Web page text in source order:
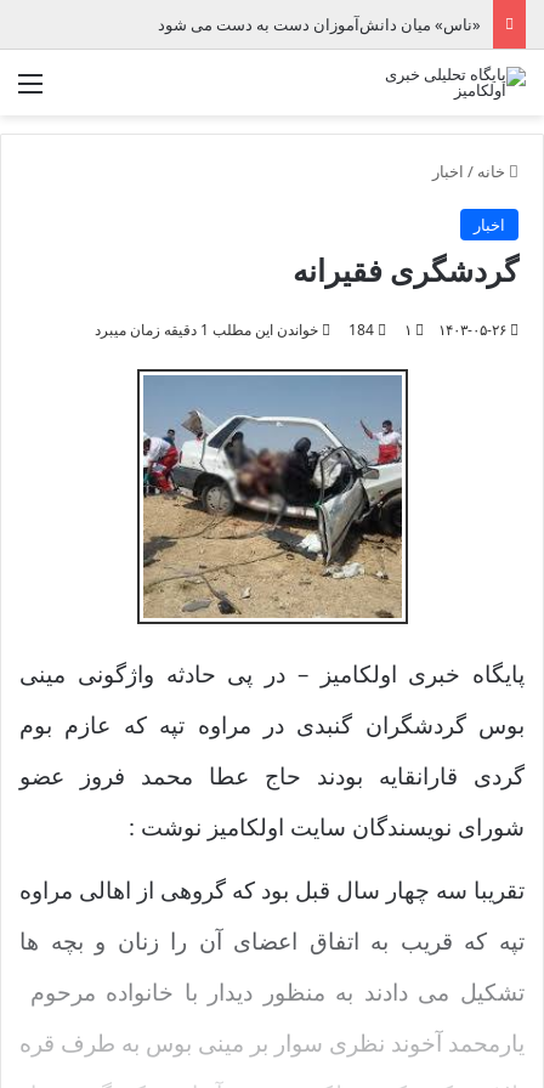
«ناس» میان دانش‌آموزان دست به دست می شود
خانه / اخبار
اخبار
گردشگری فقیرانه
۱۴۰۳-۰۵-۲۶ ۱ 184 خواندن این مطلب 1 دقیقه زمان میبرد
پایگاه خبری اولکامیز – در پی حادثه واژگونی مینی
بوس گردشگران گنبدی در مراوه تپه که عازم بوم
گردی قارانقایه بودند حاج عطا محمد فروز عضو
شورای نویسندگان سایت اولکامیز نوشت :
تقریبا سه چهار سال قبل بود که گروهی از اهالی مراوه
تپه که قریب به اتفاق اعضای آن را زنان و بچه ها
تشکیل می دادند به منظور دیدار با خانواده مرحوم
یارمحمد آخوند نظری سوار بر مینی بوس به طرف قره